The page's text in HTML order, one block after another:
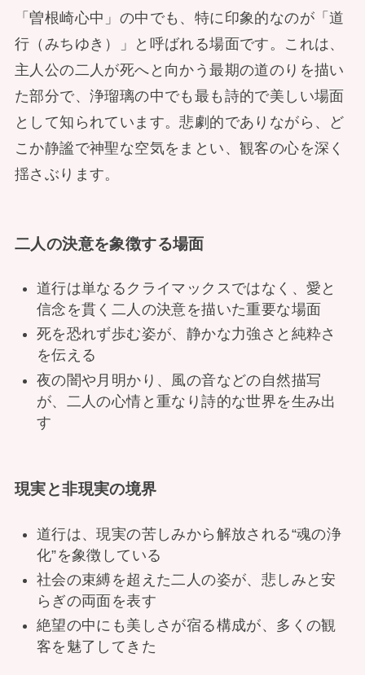
「曽根崎心中」の中でも、特に印象的なのが「道
行（みちゆき）」と呼ばれる場面です。これは、
主人公の二人が死へと向かう最期の道のりを描い
た部分で、浄瑠璃の中でも最も詩的で美しい場面
として知られています。悲劇的でありながら、ど
こか静謐で神聖な空気をまとい、観客の心を深く
揺さぶります。
二人の決意を象徴する場面
道行は単なるクライマックスではなく、愛と
信念を貫く二人の決意を描いた重要な場面
死を恐れず歩む姿が、静かな力強さと純粋さ
を伝える
夜の闇や月明かり、風の音などの自然描写
が、二人の心情と重なり詩的な世界を生み出
す
現実と非現実の境界
道行は、現実の苦しみから解放される“魂の浄
化”を象徴している
社会の束縛を超えた二人の姿が、悲しみと安
らぎの両面を表す
絶望の中にも美しさが宿る構成が、多くの観
客を魅了してきた